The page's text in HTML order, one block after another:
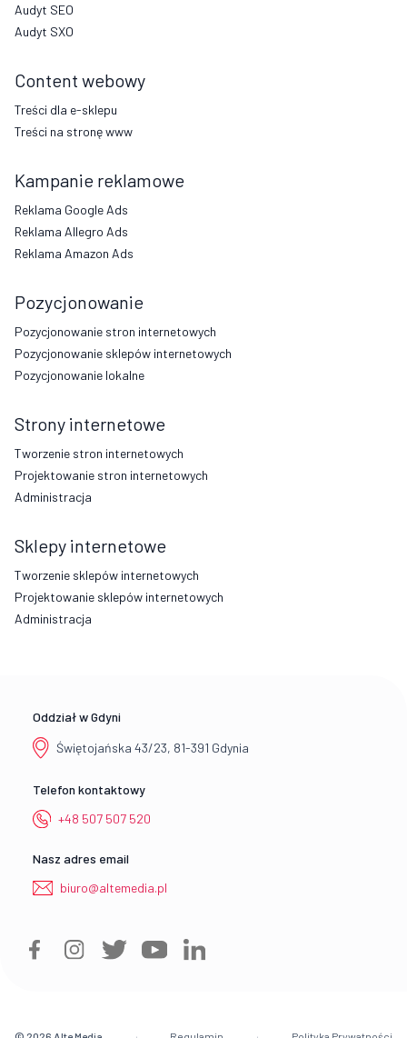
Audyt SEO
Audyt SXO
Content webowy
Treści dla e-sklepu
Treści na stronę www
Kampanie reklamowe
Reklama Google Ads
Reklama Allegro Ads
Reklama Amazon Ads
Pozycjonowanie
Pozycjonowanie stron internetowych
Pozycjonowanie sklepów internetowych
Pozycjonowanie lokalne
Strony internetowe
Tworzenie stron internetowych
Projektowanie stron internetowych
Administracja
Sklepy internetowe
Tworzenie sklepów internetowych
Projektowanie sklepów internetowych
Administracja
Oddział w Gdyni
Świętojańska 43/23, 81-391 Gdynia
Telefon kontaktowy
+48 507 507 520
Nasz adres email
biuro@altemedia.pl